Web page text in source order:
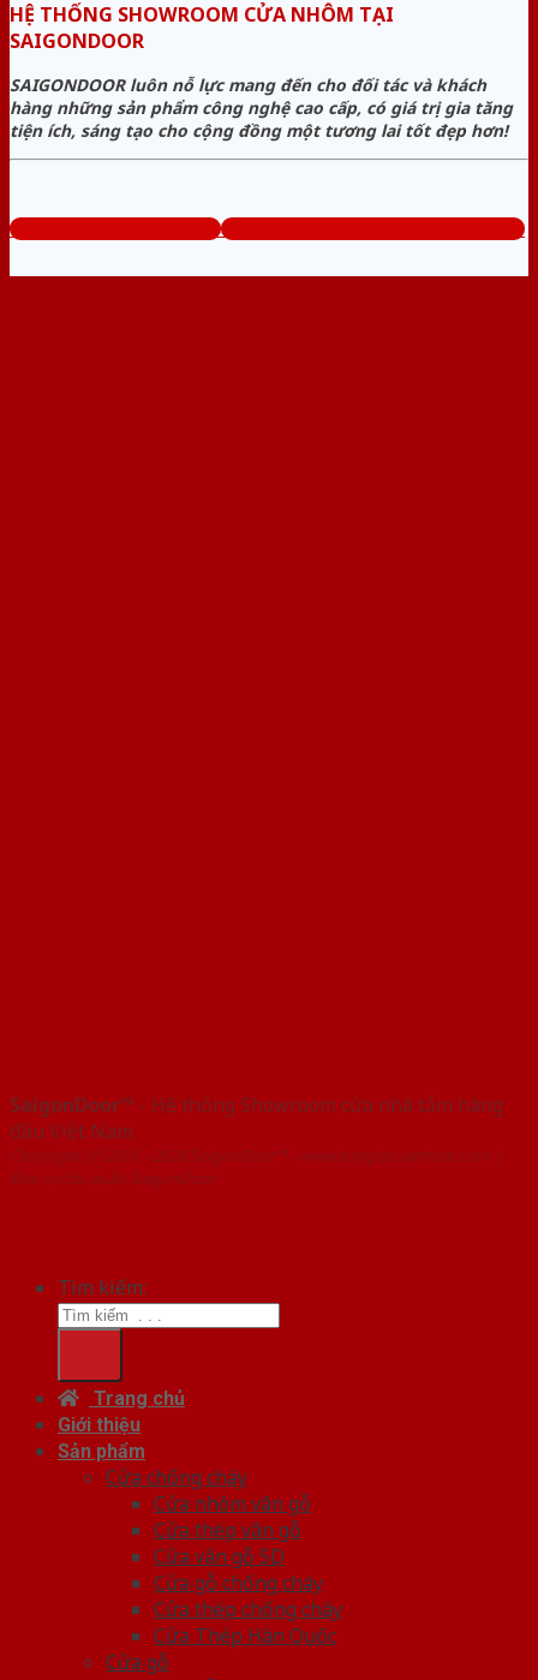
HỆ THỐNG SHOWROOM CỬA NHÔM TẠI
SAIGONDOOR
SAIGONDOOR luôn nỗ lực mang đến cho đối tác và khách
hàng những sản phẩm công nghệ cao cấp, có giá trị gia tăng
tiện ích, sáng tạo cho cộng đồng một tương lai tốt đẹp hơn!
www.baogiacuanhom.com Tổng đài tư vấn miễn phí: 0824.400.400
SaigonDoor™ - Hệ thống Showroom cửa nhà tắm hàng
đầu Việt Nam
Copyright ⓒ 2016 – 2026 SaigonDoor™ - www.baogiacuanhom.com |
Đơn vị chủ quản SaigonDoor
Tìm kiếm:
Trang chủ
Giới thiệu
Sản phẩm
Cửa chống cháy
Cửa nhôm vân gỗ
Cửa thép vân gỗ
Cửa vân gỗ 5D
Cửa gỗ chống cháy
Cửa thép chống cháy
Cửa Thép Hàn Quốc
Cửa gỗ